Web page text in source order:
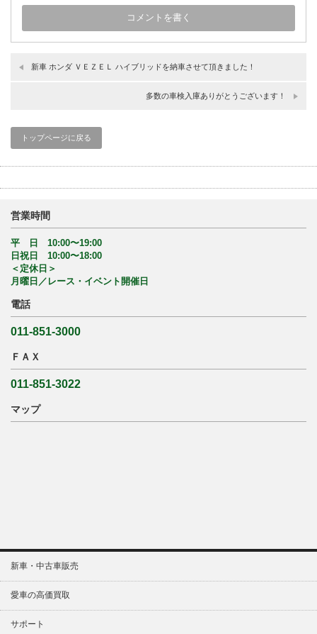
新車 ホンダ ＶＥＺＥＬ ハイブリッドを納車させて頂きました！
多数の車検入庫ありがとうございます！
トップページに戻る
営業時間
平 日 10:00〜19:00
日祝日 10:00〜18:00
＜定休日＞
月曜日／レース・イベント開催日
電話
011-851-3000
ＦＡＸ
011-851-3022
マップ
新車・中古車販売
愛車の高価買取
サポート